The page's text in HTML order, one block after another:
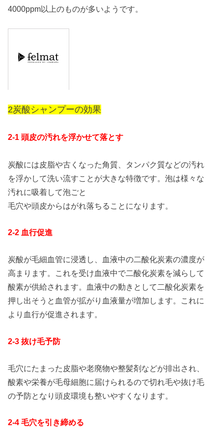
4000ppm以上のものが多いようです。
2炭酸シャンプーの効果
2-1 頭皮の汚れを浮かせて落とす
炭酸には皮脂や古くなった角質、タンパク質などの汚れ
を浮かして洗い流すことが大きな特徴です。泡は様々な
汚れに吸着して泡ごと
毛穴や頭皮からはがれ落ちることになります。
2-2 血行促進
炭酸が毛細血管に浸透し、血液中の二酸化炭素の濃度が
高まります。これを受け血液中で二酸化炭素を減らして
酸素が供給されます。血液中の動きとして二酸化炭素を
押し出そうと血管が拡がり血液量が増加します。これに
より血行が促進されます。
2-3 抜け毛予防
毛穴にたまった皮脂や老廃物や整髪剤などが排出され、
酸素や栄養が毛母細胞に届けられるので切れ毛や抜け毛
の予防となり頭皮環境も整いやすくなります。
2-4 毛穴を引き締める